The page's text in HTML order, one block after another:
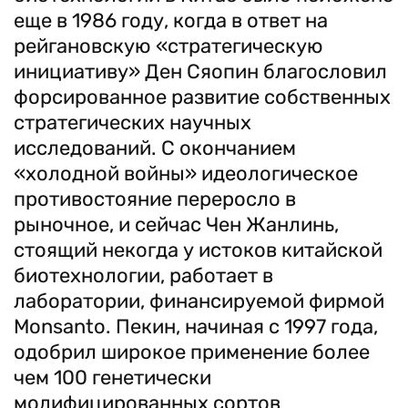
еще в 1986 году, когда в ответ на
рейгановскую «стратегическую
инициативу» Ден Сяопин благословил
форсированное развитие собственных
стратегических научных
исследований. С окончанием
«холодной войны» идеологическое
противостояние переросло в
рыночное, и сейчас Чен Жанлинь,
стоящий некогда у истоков китайской
биотехнологии, работает в
лаборатории, финансируемой фирмой
Monsanto. Пекин, начиная с 1997 года,
одобрил широкое применение более
чем 100 генетически
модифицированных сортов